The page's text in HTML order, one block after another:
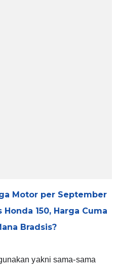
Motor per September
Honda 150, Harga Cuma
Bradsis?
yakni sama-sama